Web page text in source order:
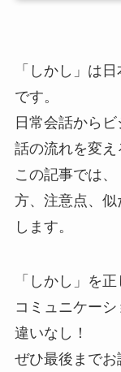
「しかし」は
です。
日常会話からビ
話の流れを変え
この記事では
方、注意点、
します。
「しかし」を
コミュニケー
違いなし！
ぜひ最後までお